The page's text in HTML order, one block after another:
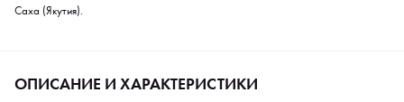
Саха (Якутия).
ОПИСАНИЕ И ХАРАКТЕРИСТИКИ